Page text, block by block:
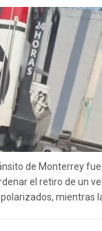
de Monterrey
el retiro de un
mientras